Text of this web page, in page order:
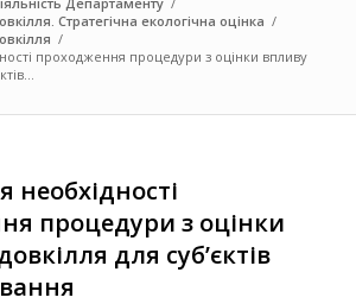
Стратегічна екологічна оцінка /
/
проходження процедури з оцінки впливу
необхідності
процедури з оцінки
для суб’єктів